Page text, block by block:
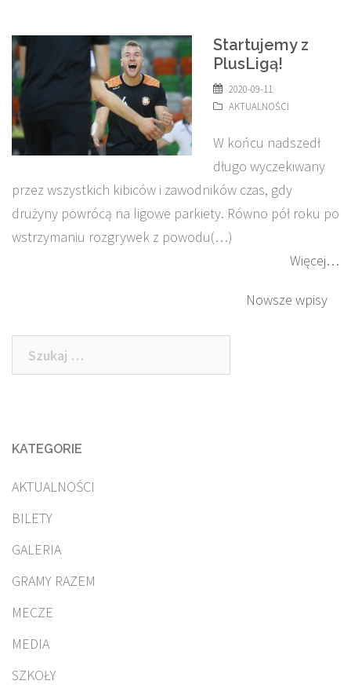
Startujemy z
PlusLigą!
2020-09-11
AKTUALNOŚCI
W końcu nadszedł
długo wyczekiwany
przez wszystkich kibiców i zawodników czas, gdy
drużyny powrócą na ligowe parkiety. Równo pół roku po
wstrzymaniu rozgrywek z powodu(…)
Więcej…
po
wpisach
Nowsze wpisy
Szukaj:
KATEGORIE
AKTUALNOŚCI
BILETY
GALERIA
GRAMY RAZEM
MECZE
MEDIA
SZKOŁY